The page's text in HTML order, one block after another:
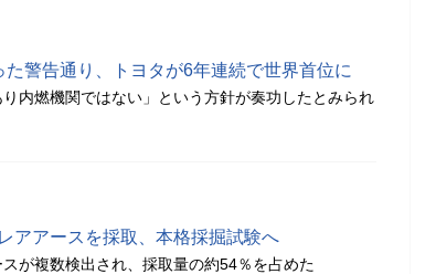
警告通り、トヨタが6年連続で世界首位に
内燃機関ではない」という方針が奏功したとみられ
アアースを採取、本格採掘試験へ
が複数検出され、採取量の約54％を占めた